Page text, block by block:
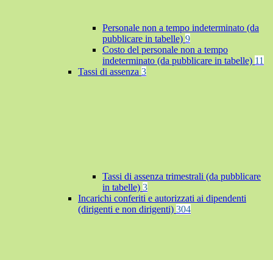
Personale non a tempo indeterminato (da
pubblicare in tabelle) 9
Costo del personale non a tempo
indeterminato (da pubblicare in tabelle) 11
Tassi di assenza 3
Tassi di assenza trimestrali (da pubblicare
in tabelle) 3
Incarichi conferiti e autorizzati ai dipendenti
(dirigenti e non dirigenti) 304